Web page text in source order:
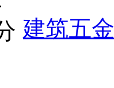
建筑五金